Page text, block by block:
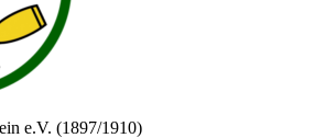
e.V. (1897/1910)